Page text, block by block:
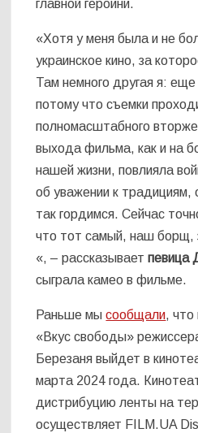
главной героини.
«Хотя у меня была и не
украинское кино, за
Там немного другая я: еще
потому что съемки
полномасштабного
выхода фильма, как и на
нашей жизни, повлияла
об уважении к
так гордимся. Сейчас
что тот самый, наш борщ,
«, – рассказываетпевица
сыграла камео в фильме.
Раньше мысообщали, что
«Вкус свободы»
Березаня выйдет в
марта 2024 года.
дистрибуцию ленты на
осуществляет FILM.UA